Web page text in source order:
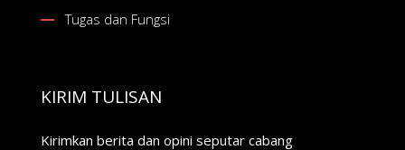
Tugas dan Fungsi
KIRIM TULISAN
Kirimkan berita dan opini seputar cabang